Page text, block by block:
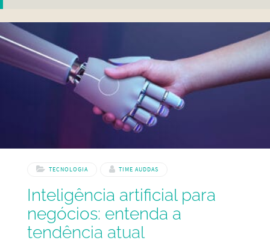
TECNOLOGIA TIME AUDDAS
Inteligência artificial para
negócios: entenda a
tendência atual